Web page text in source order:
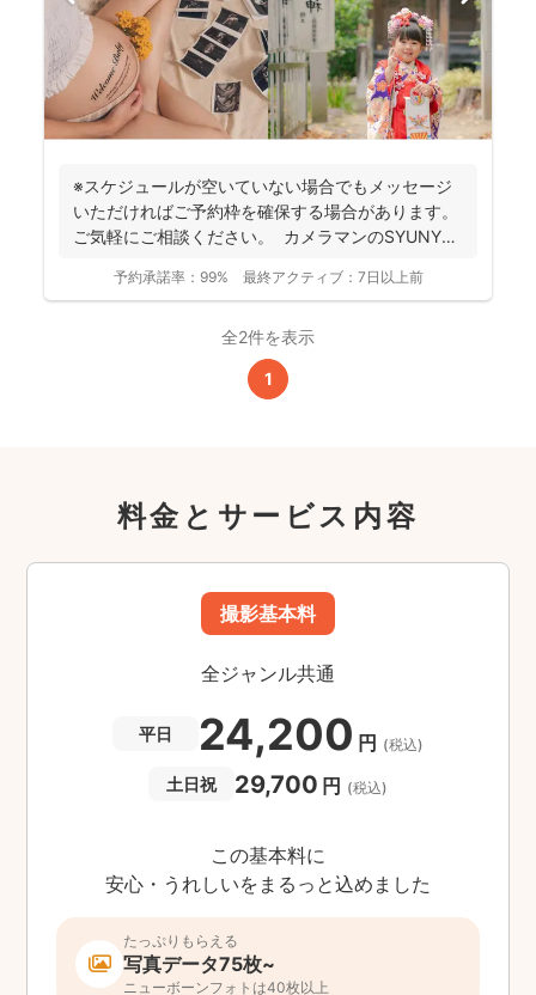
※スケジュールが空いていない場合でもメッセージ
いただければご予約枠を確保する場合があります。
ご気軽にご相談ください。 カメラマンのSYUNYA
予約承諾率： 99% 最終アクティブ： 7日以上前
全2件を表示
1
料金とサービス内容
撮影基本料
全ジャンル共通
平日 24,200 円 (税込)
土日祝 29,700 円 (税込)
この基本料に
安心・うれしいをまるっと込めました
たっぷりもらえる
写真データ75枚~
ニューボーンフォトは40枚以上